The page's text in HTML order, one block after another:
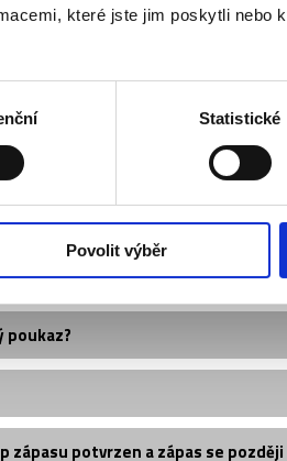
které jste jim poskytli nebo
Statistické
Povolit výběr
zápasu potvrzen a zápas se později